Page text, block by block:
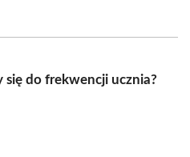
się do frekwencji ucznia?